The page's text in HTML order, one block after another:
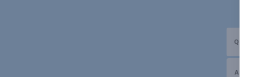
Q
A